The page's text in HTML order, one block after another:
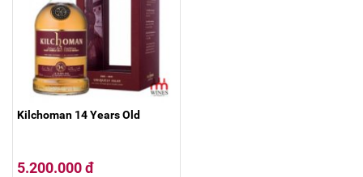
Kilchoman 14 Years Old
5.200.000 đ